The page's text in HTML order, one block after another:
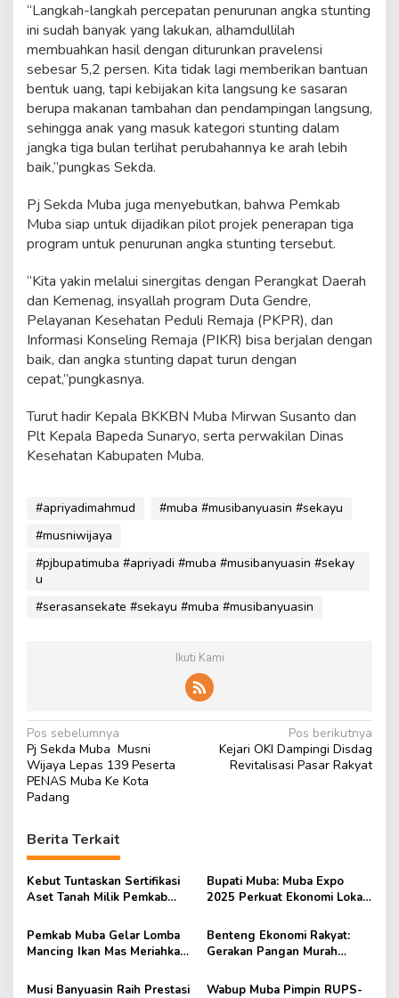
“Langkah-langkah percepatan penurunan angka stunting
ini sudah banyak yang lakukan, alhamdullilah
membuahkan hasil dengan diturunkan pravelensi
sebesar 5,2 persen. Kita tidak lagi memberikan bantuan
bentuk uang, tapi kebijakan kita langsung ke sasaran
berupa makanan tambahan dan pendampingan langsung,
sehingga anak yang masuk kategori stunting dalam
jangka tiga bulan terlihat perubahannya ke arah lebih
baik,”pungkas Sekda.
Pj Sekda Muba juga menyebutkan, bahwa Pemkab
Muba siap untuk dijadikan pilot projek penerapan tiga
program untuk penurunan angka stunting tersebut.
“Kita yakin melalui sinergitas dengan Perangkat Daerah
dan Kemenag, insyallah program Duta Gendre,
Pelayanan Kesehatan Peduli Remaja (PKPR), dan
Informasi Konseling Remaja (PIKR) bisa berjalan dengan
baik, dan angka stunting dapat turun dengan
cepat,”pungkasnya.
Turut hadir Kepala BKKBN Muba Mirwan Susanto dan
Plt Kepala Bapeda Sunaryo, serta perwakilan Dinas
Kesehatan Kabupaten Muba.
#apriyadimahmud
#muba #musibanyuasin #sekayu
#musniwijaya
#pjbupatimuba #apriyadi #muba #musibanyuasin #sekay
u
#serasansekate #sekayu #muba #musibanyuasin
Ikuti Kami
N
a
v
g
a
s
p
o
s
Pos sebelumnya
Pj Sekda Muba Musni
Wijaya Lepas 139 Peserta
PENAS Muba Ke Kota
Padang
Pos berikutnya
Kejari OKI Dampingi Disdag
Revitalisasi Pasar Rakyat
Berita Terkait
Kebut Tuntaskan Sertifikasi
Aset Tanah Milik Pemkab
Bupati Muba: Muba Expo
2025 Perkuat Ekonomi Lokal
Pemkab Muba Gelar Lomba
Mancing Ikan Mas Meriahkan
Benteng Ekonomi Rakyat:
Gerakan Pangan Murah
Musi Banyuasin Raih Prestasi
Wabup Muba Pimpin RUPS-